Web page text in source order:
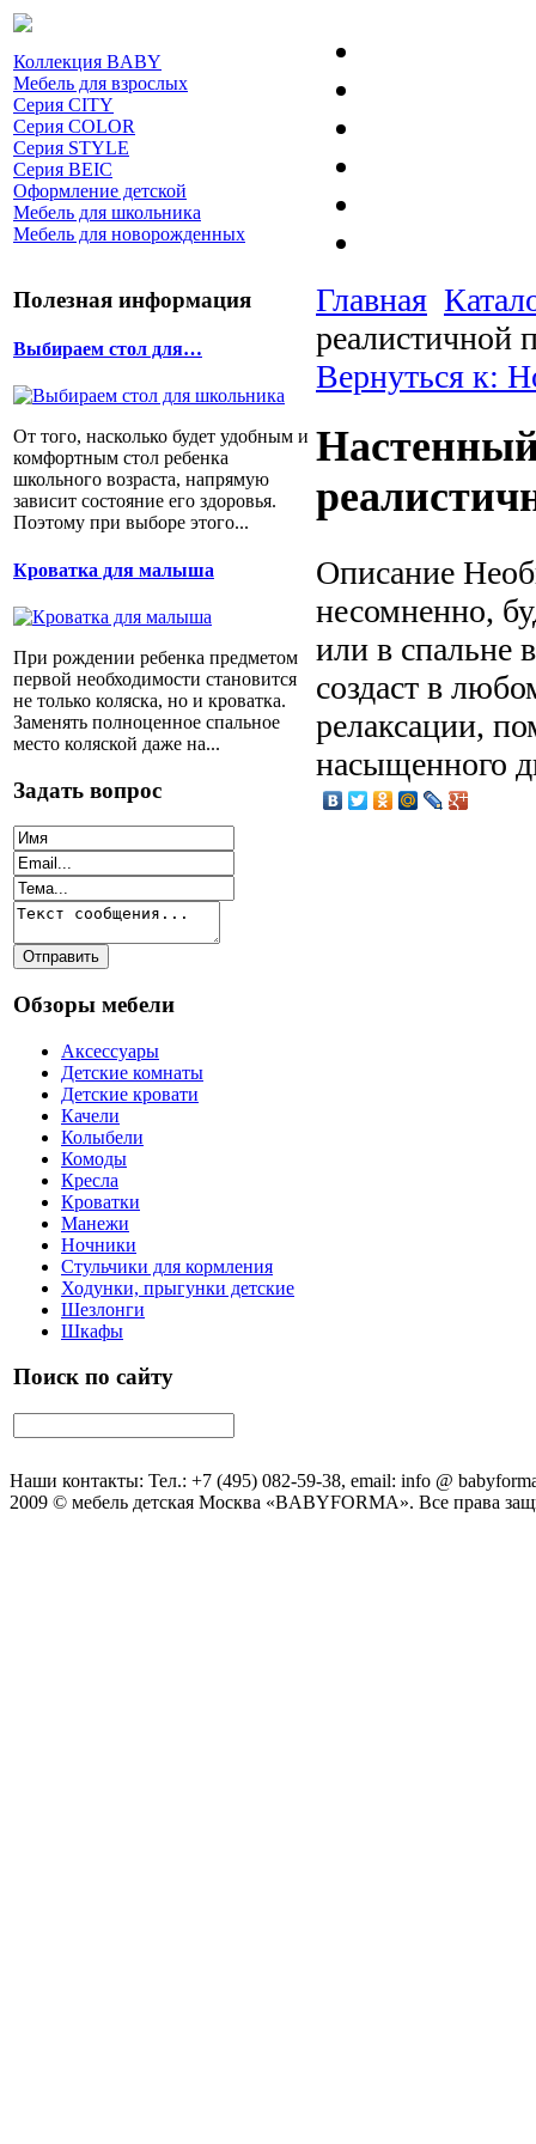
Коллекция BABY
Мебель для взрослых
Серия CITY
Серия COLOR
Серия STYLE
Серия BEIC
Оформление детской
Мебель для школьника
Мебель для новорожденных
Полезная информация
Выбираем стол для…
От того, насколько будет удобным и
комфортным стол ребенка
школьного возраста, напрямую
зависит состояние его здоровья.
Поэтому при выборе этого...
Кроватка для малыша
При рождении ребенка предметом
первой необходимости становится
не только коляска, но и кроватка.
Заменять полноценное спальное
место коляской даже на...
Задать вопрос
Обзоры мебели
Аксессуары
Детские комнаты
Детские кровати
Качели
Колыбели
Комоды
Кресла
Кроватки
Манежи
Ночники
Стульчики для кормления
Ходунки, прыгунки детские
Шезлонги
Шкафы
Поиск по сайту
Главная
реалистичной
Вернуться к:
Описание
несомненно,
или в спальне
создаст в
релаксации,
насыщенного
Наши контакты: Тел.: +7 (495) 082-59-38, email: info @
2009 © мебель детская Москва «BABYFORMA». Все права